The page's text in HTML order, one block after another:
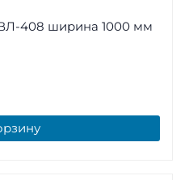
408 ширина 1000 мм